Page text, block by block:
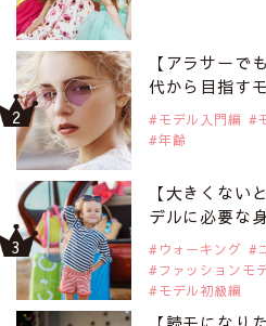
【アラサーで
代から目指す
モデル入門編
年齢
【大きくない
デルに必要な
ウォーキング
ファッションモ
モデル初級編